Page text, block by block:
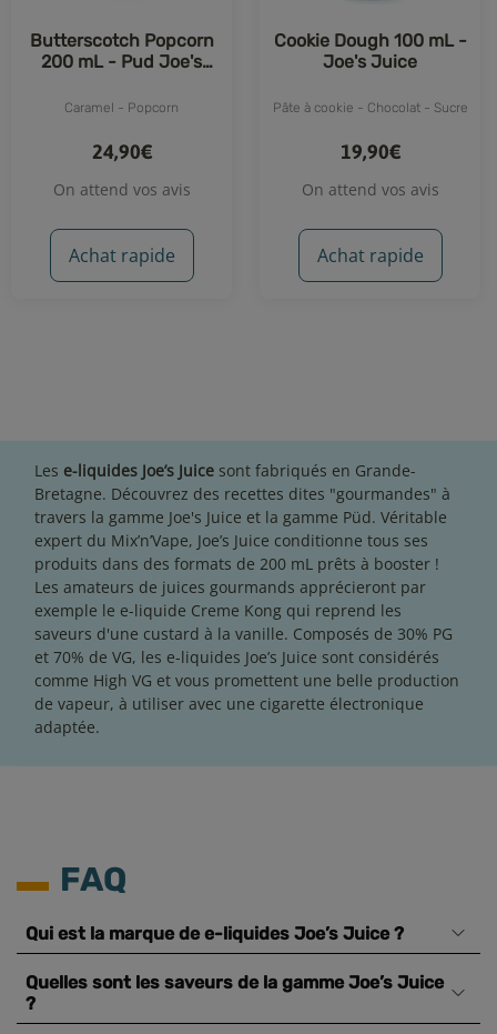
Butterscotch Popcorn
200 mL - Pud Joe's
Caramel - Popcorn
24,90€
On attend vos avis
Achat rapide
Cookie Dough 100 mL -
Joe's Juice
Pâte à cookie - Chocolat - Sucre
19,90€
On attend vos avis
Achat rapide
Les e-liquides Joe’s Juice sont fabriqués en Grande-
Bretagne. Découvrez des recettes dites "gourmandes" à
travers la gamme Joe's Juice et la gamme Püd. Véritable
expert du Mix’n’Vape, Joe’s Juice conditionne tous ses
produits dans des formats de 200 mL prêts à booster !
Les amateurs de juices gourmands apprécieront par
exemple le e-liquide Creme Kong qui reprend les
saveurs d'une custard à la vanille. Composés de 30% PG
et 70% de VG, les e-liquides Joe’s Juice sont considérés
comme High VG et vous promettent une belle production
de vapeur, à utiliser avec une cigarette électronique
adaptée.
FAQ
Qui est la marque de e-liquides Joe’s Juice ?
Quelles sont les saveurs de la gamme Joe’s Juice
?